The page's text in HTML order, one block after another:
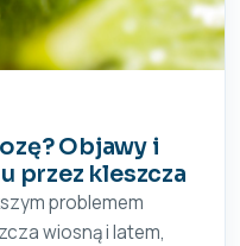
Objawy i
przez kleszcza
problemem
wiosną i latem,